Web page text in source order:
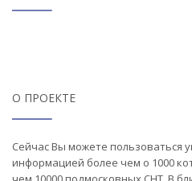
О ПРОЕКТЕ
Сейчас Вы можете пользоваться
информацией более чем о 1000